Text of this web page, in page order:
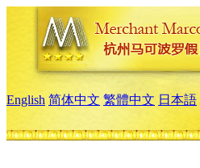
English 简体中文 繁體中文 日本語